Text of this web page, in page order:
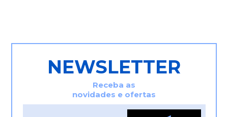
NEWSLETTER
Receba as
novidades e ofertas